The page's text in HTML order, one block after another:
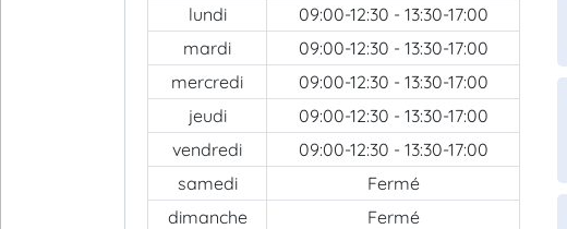
lundi
09:00-12:30 - 13:30-17:00
mardi
09:00-12:30 - 13:30-17:00
mercredi
09:00-12:30 - 13:30-17:00
jeudi
09:00-12:30 - 13:30-17:00
vendredi
09:00-12:30 - 13:30-17:00
samedi
Fermé
dimanche
Fermé